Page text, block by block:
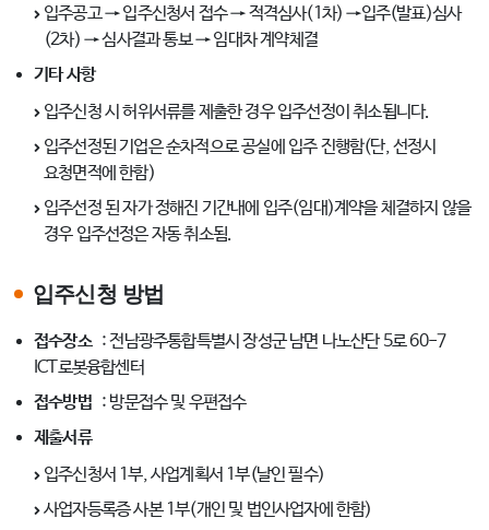
입주공고 → 입주신청서 접수 → 적격심사(1차) →입주(발표)심사
(2차) → 심사결과 통보 → 임대차 계약체결
기타 사항
입주신청 시 허위서류를 제출한 경우 입주선정이 취소됩니다.
입주선정된 기업은 순차적으로 공실에 입주 진행함(단, 선정시
요청면적에 한함)
입주선정 된 자가 정해진 기간내에 입주(임대)계약을 체결하지 않을
경우 입주선정은 자동 취소됨.
입주신청 방법
접수장소 : 전남광주통합특별시 장성군 남면 나노산단 5로 60-7
ICT로봇융합센터
접수방법 : 방문접수 및 우편접수
제출서류
입주신청서 1부, 사업계획서 1부(날인 필수)
사업자등록증 사본 1부(개인 및 법인사업자에 한함)